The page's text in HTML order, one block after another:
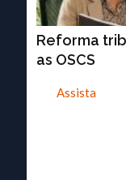
Reforma
as OSCS
Assista